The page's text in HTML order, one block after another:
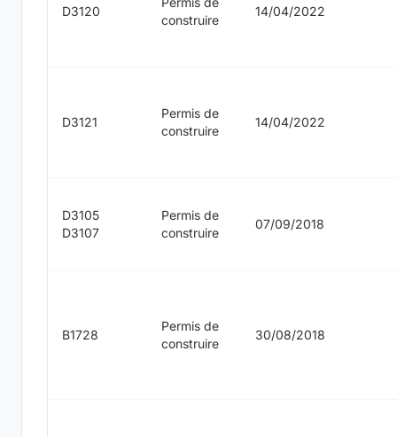
D3120
construire
14/04/2022
D3121
Permis de
construire
14/04/2022
D3105
D3107
Permis de
construire
07/09/2018
B1728
Permis de
construire
30/08/2018